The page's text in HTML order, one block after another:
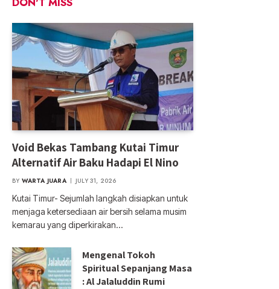
Void Bekas Tambang Kutai Timur
Alternatif Air Baku Hadapi El Nino
BY WARTA JUARA JULY 31, 2026
Kutai Timur- Sejumlah langkah disiapkan untuk
menjaga ketersediaan air bersih selama musim
kemarau yang diperkirakan…
Mengenal Tokoh
Spiritual Sepanjang Masa
: Al Jalaluddin Rumi